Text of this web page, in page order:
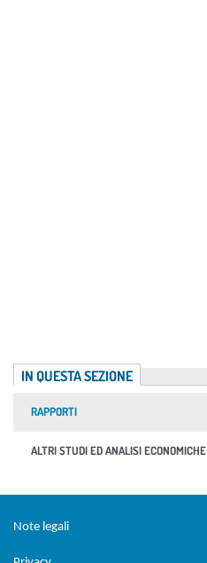
IN QUESTA SEZIONE
RAPPORTI
ALTRI STUDI ED ANALISI ECONOMICHE
Note legali